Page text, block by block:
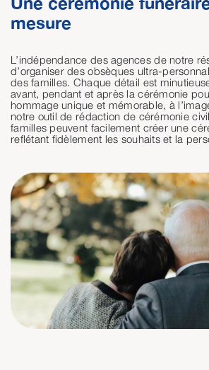
mesure
L’indépendance des agences de notre
d’organiser des obsèques ultra-
des familles. Chaque détail est
avant, pendant et après la cérémonie
hommage unique et mémorable, à
notre outil de rédaction de cérémonie
familles peuvent facilement créer une
reflétant fidèlement les souhaits et la